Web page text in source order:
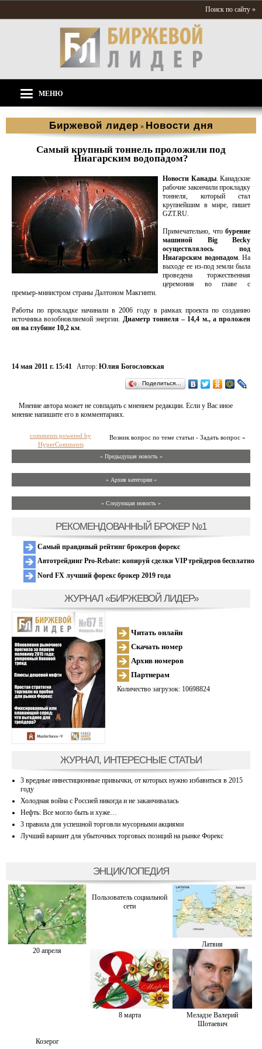
Поиск по сайту »
МЕНЮ
Биржевой лидер » Новости дня
Самый крупный тоннель проложили под
Ниагарским водопадом?
Новости Канады. Канадские
рабочие закончили прокладку
тоннеля, который стал
крупнейшим в мире, пишет
GZT.RU.
Примечательно, что бурение
машиной Big Becky
осуществлялось под
Ниагарским водопадом. На
выходе ее из-под земли была
проведена торжественная
церемония во главе с
премьер-министром страны Далтоном Макгинти.
Работы по прокладке начинали в 2006 году в рамках проекта по созданию
источника возобновляемой энергии. Диаметр тоннеля – 14,4 м., а проложен
он на глубине 10,2 км.
14 мая 2011 г. 15:41 Автор: Юлия Богословская
Поделиться…
Мнение автора может не совпадать с мнением редакции. Если у Вас иное
мнение напишите его в комментариях.
Возник вопрос по теме статьи - Задать вопрос »
comments powered by
HyperComments
« Предыдущая новость «
» Архив категории «
» Следующая новость »
РЕКОМЕНДОВАННЫЙ БРОКЕР №1
Самый правдивый рейтинг брокеров форекс
Автотрейдинг Pro-Rebate: копируй сделки VIP трейдеров бесплатно
Nord FX лучший форекс брокер 2019 года
ЖУРНАЛ «БИРЖЕВОЙ ЛИДЕР»
Читать онлайн
Скачать номер
Архив номеров
Партнерам
Количество загрузок: 10698824
ЖУРНАЛ, ИНТЕРЕСНЫЕ СТАТЬИ
3 вредные инвестиционные привычки, от которых нужно избавиться в 2015
году
Холодная война с Россией никогда и не заканчивалась
Нефть: Все могло быть и хуже…
3 правила для успешной торговли мусорными акциями
Лучший вариант для убыточных торговых позиций на рынке Форекс
ЭНЦИКЛОПЕДИЯ
20 апреля
Пользователь социальной
сети
Латвия
8 марта
Меладзе Валерий
Шотаевич
Козерог